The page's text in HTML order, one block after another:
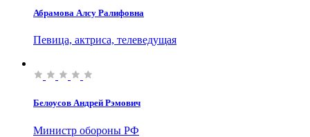
Абрамова Алсу Ралифовна
Певица, актриса, телеведущая
Белоусов Андрей Рэмович
Министр обороны РФ